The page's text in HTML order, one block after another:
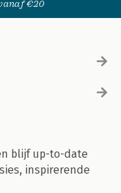
€20
blijf up-to-date
inspirerende